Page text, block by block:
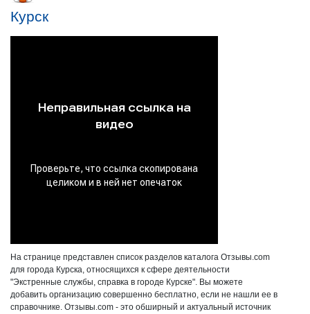
Курск
На странице представлен список разделов каталога Отзывы.com
для города Курска, относящихся к сфере деятельности
"Экстренные службы, справка в городе Курске". Вы можете
добавить организацию совершенно бесплатно, если не нашли ее в
справочнике. Отзывы.com - это обширный и актуальный источник